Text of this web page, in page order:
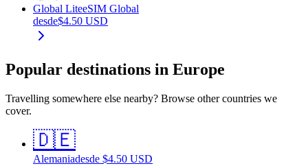
Global LiteeSIM Global
desde$4.50 USD
Popular destinations in Europe
Travelling somewhere else nearby? Browse other countries we
cover.
🇩🇪
Alemaniadesde $4.50 USD